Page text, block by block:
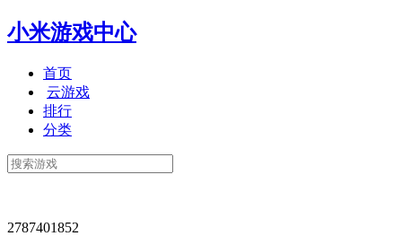
小米游戏中心
首页
云游戏
排行
分类
2787401852